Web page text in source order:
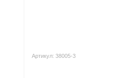
Артикул: 38005-3